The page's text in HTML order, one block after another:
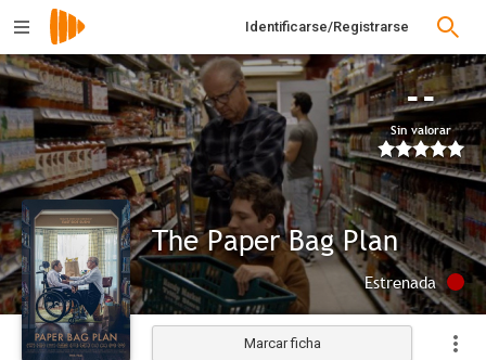
Identificarse/Registrarse
--
Sin valorar
The Paper Bag Plan
Estrenada
Marcar ficha